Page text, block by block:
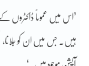
’اس میں عموماً
ہیں۔ جس میں ان کو جلانا،